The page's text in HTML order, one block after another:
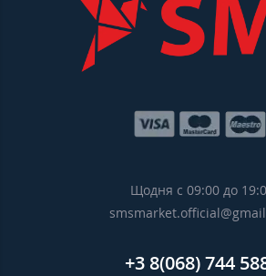
Щодня с 09:00 до
+3 8(068) 744